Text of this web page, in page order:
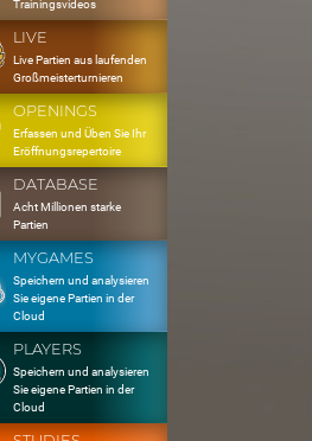
Trainingsvideos
LIVE
Live Partien aus laufenden
Großmeisterturnieren
OPENINGS
Erfassen und Üben Sie Ihr
Eröffnungsrepertoire
DATABASE
Acht Millionen starke
Partien
MYGAMES
Speichern und analysieren
Sie eigene Partien in der
Cloud
PLAYERS
Speichern und analysieren
Sie eigene Partien in der
Cloud